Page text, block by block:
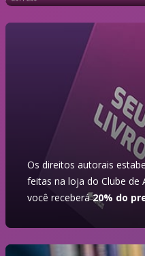
Os direitos autorais
feitas na loja do Clube de
você receberá20% do